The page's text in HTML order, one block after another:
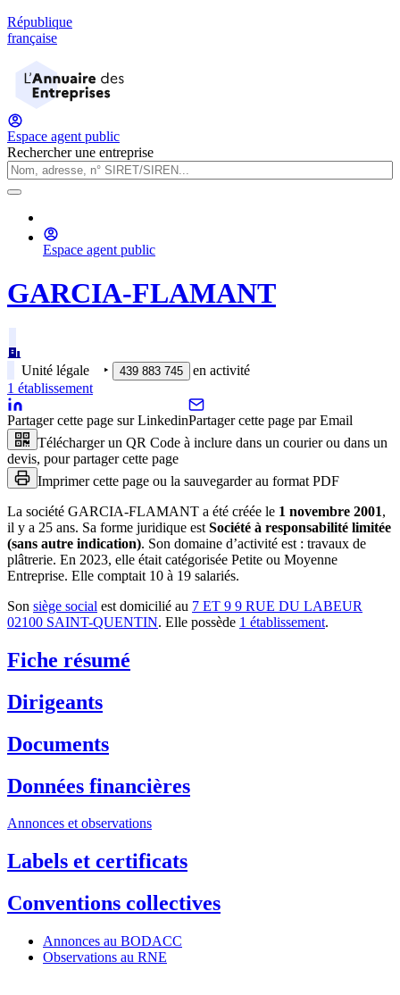
République
française
Espace agent public
Rechercher une entreprise
Espace agent public
GARCIA-FLAMANT
Unité légale ‣ 439 883 745
en activité
1 établissement
Partager cette page sur LinkedinPartager cette page par Email
Télécharger un QR Code à inclure dans un courier ou dans un
devis, pour partager cette page
Imprimer cette page ou la sauvegarder au format PDF
La société GARCIA-FLAMANT a été créée le 1 novembre 2001,
il y a 25 ans. Sa forme juridique est Société à responsabilité limitée
(sans autre indication). Son domaine d’activité est : travaux de
plâtrerie. En 2023, elle était catégorisée Petite ou Moyenne
Entreprise. Elle comptait 10 à 19 salariés.
Son siège social est domicilié au 7 ET 9 9 RUE DU LABEUR
02100 SAINT-QUENTIN. Elle possède 1 établissement.
Fiche résumé
Dirigeants
Documents
Données financières
Annonces et observations
Labels et certificats
Conventions collectives
Annonces au BODACC
Observations au RNE